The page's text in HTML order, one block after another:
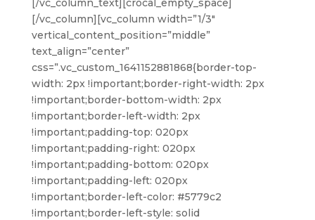
[/vc_column_text][crocal_empty_space]
[/vc_column][vc_column width=”1/3″
vertical_content_position=”middle”
text_align=”center”
css=”.vc_custom_1641152881868{border-top-
width: 2px !important;border-right-width: 2px
!important;border-bottom-width: 2px
!important;border-left-width: 2px
!important;padding-top: 020px
!important;padding-right: 020px
!important;padding-bottom: 020px
!important;padding-left: 020px
!important;border-left-color: #5779c2
!important;border-left-style: solid